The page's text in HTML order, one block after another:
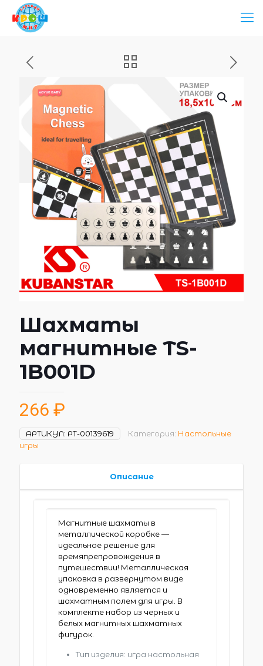
Шахматы
магнитные TS-
1B001D
266 ₽
АРТИКУЛ: РТ-00139619 Категория: Настольные
игры
Описание
Магнитные шахматы в
металлической коробке —
идеальное решение для
времяпрепровождения в
путешествии! Металлическая
упаковка в развернутом виде
одновременно является и
шахматным полем для игры. В
комплекте набор из черных и
белых магнитных шахматных
фигурок.
Тип изделия: игра настольная